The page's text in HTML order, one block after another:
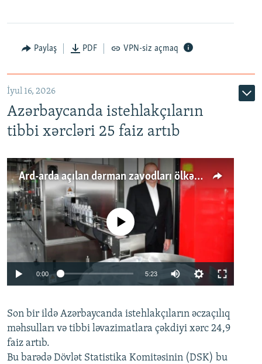
Paylaş PDF VPN-siz açmaq
İyul 16, 2026
Azərbaycanda istehlakçıların
tibbi xərcləri 25 faiz artıb
Ard-arda açılan dərman zavodları ölkənin tələbatını ödəyirmi?
Auto 240p 360p 480p
720p 1080p
No media source currently available
0:00 5:23
360p
480p
720p
Son bir ildə Azərbaycanda istehlakçıların əczaçılıq
məhsulları və tibbi ləvazimatlara çəkdiyi xərc 24,9
faiz artıb.
Bu barədə Dövlət Statistika Komitəsinin (DSK) bu